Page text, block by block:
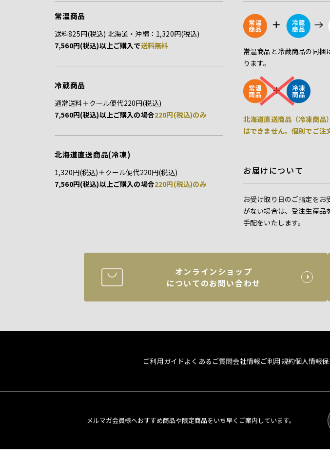
常温商品
送料825円(税込) 北海道・沖縄：1,320円(税込)
7,560円(税込)以上ご購入で送料無料
冷蔵商品
通常送料＋クール便代220円(税込)
7,560円(税込)以上ご購入の場合220円(税込)のみ
北海道直送商品(冷凍)
1,320円(税込)＋クール便代220円(税込)
7,560円(税込)以上ご購入の場合220円(税込)のみ
常温商品と冷蔵商品の同梱
ります。
北海道直送商品（冷凍商品
はできません。個別でご注
お届けについて
お受け取り日のご指定をお
がない場合は、受注生産品
手配をいたします。
オンラインショップ
についてのお問い合わせ
ご利用ガイドよくあるご質問会社情報ご利用規約個人情報
メルマガ会員様へおすすめ商品や限定商品をいち早くご案内しています。